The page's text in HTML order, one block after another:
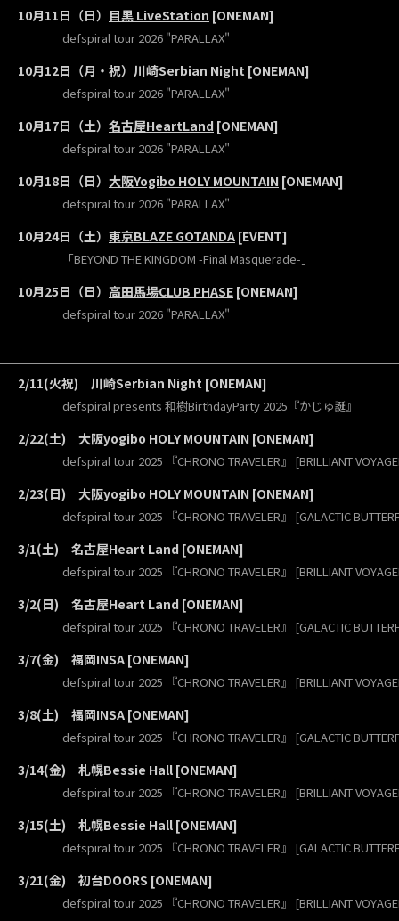
10月11日（日） 目黒 LiveStation [ONEMAN]
defspiral tour 2026 "PARALLAX"
10月12日（月・祝） 川崎Serbian Night [ONEMAN]
defspiral tour 2026 "PARALLAX"
10月17日（土） 名古屋HeartLand [ONEMAN]
defspiral tour 2026 "PARALLAX"
10月18日（日） 大阪Yogibo HOLY MOUNTAIN [ONEMAN]
defspiral tour 2026 "PARALLAX"
10月24日（土） 東京BLAZE GOTANDA [EVENT]
「BEYOND THE KINGDOM -Final Masquerade-」
10月25日（日） 高田馬場CLUB PHASE [ONEMAN]
defspiral tour 2026 "PARALLAX"
2/11(火祝) 川崎Serbian Night [ONEMAN]
defspiral presents 和樹BirthdayParty 2025『かじゅ誕』
2/22(土) 大阪yogibo HOLY MOUNTAIN [ONEMAN]
defspiral tour 2025 『CHRONO TRAVELER』 [BRILLIANT
2/23(日) 大阪yogibo HOLY MOUNTAIN [ONEMAN]
defspiral tour 2025 『CHRONO TRAVELER』 [GALACTIC
3/1(土) 名古屋Heart Land [ONEMAN]
defspiral tour 2025 『CHRONO TRAVELER』 [BRILLIANT
3/2(日) 名古屋Heart Land [ONEMAN]
defspiral tour 2025 『CHRONO TRAVELER』 [GALACTIC
3/7(金) 福岡INSA [ONEMAN]
defspiral tour 2025 『CHRONO TRAVELER』 [BRILLIANT
3/8(土) 福岡INSA [ONEMAN]
defspiral tour 2025 『CHRONO TRAVELER』 [GALACTIC
3/14(金) 札幌Bessie Hall [ONEMAN]
defspiral tour 2025 『CHRONO TRAVELER』 [BRILLIANT
3/15(土) 札幌Bessie Hall [ONEMAN]
defspiral tour 2025 『CHRONO TRAVELER』 [GALACTIC
3/21(金) 初台DOORS [ONEMAN]
defspiral tour 2025 『CHRONO TRAVELER』 [BRILLIANT